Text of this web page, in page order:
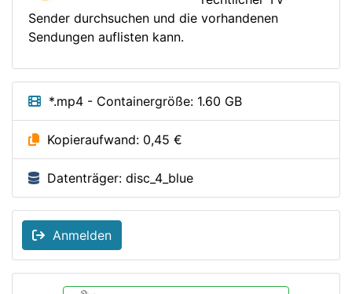
Sender durchsuchen und die vorhandenen
Sendungen auflisten kann.
*.mp4 - Containergröße: 1.60 GB
Kopieraufwand: 0,45 €
Datenträger: disc_4_blue
Anmelden